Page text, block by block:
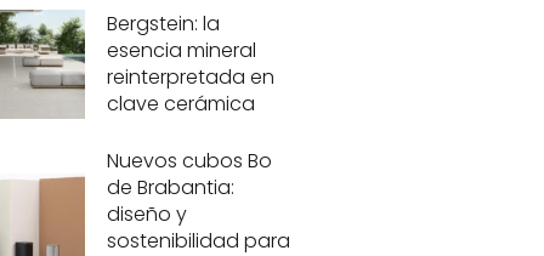
Bergstein: la
esencia mineral
reinterpretada en
clave cerámica
Nuevos cubos Bo
de Brabantia:
diseño y
sostenibilidad para